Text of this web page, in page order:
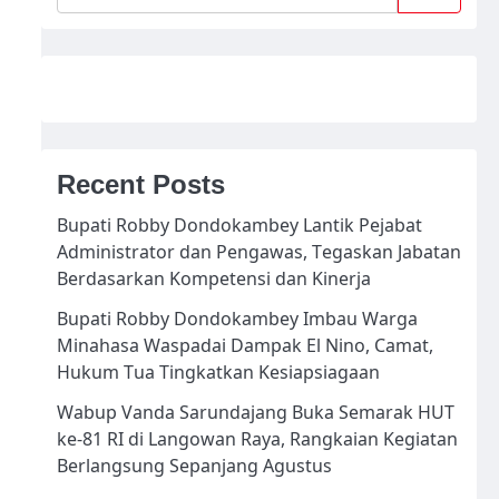
Recent Posts
Bupati Robby Dondokambey Lantik Pejabat
Administrator dan Pengawas, Tegaskan Jabatan
Berdasarkan Kompetensi dan Kinerja
Bupati Robby Dondokambey Imbau Warga
Minahasa Waspadai Dampak El Nino, Camat,
Hukum Tua Tingkatkan Kesiapsiagaan
Wabup Vanda Sarundajang Buka Semarak HUT
ke-81 RI di Langowan Raya, Rangkaian Kegiatan
Berlangsung Sepanjang Agustus